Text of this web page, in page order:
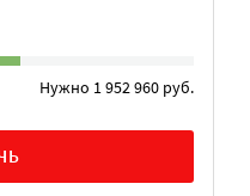
Нужно 1 952 960 руб.